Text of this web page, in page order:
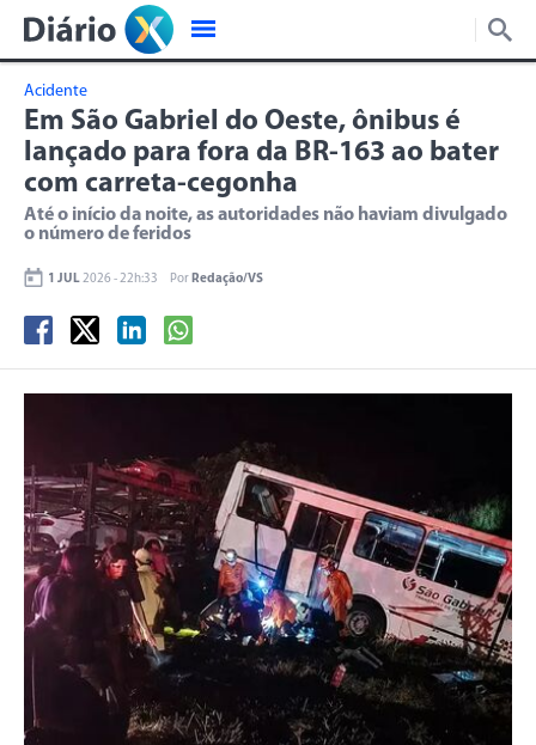
Acidente
Em São Gabriel do Oeste, ônibus é
lançado para fora da BR-163 ao bater
com carreta-cegonha
Até o início da noite, as autoridades não haviam divulgado
o número de feridos
1 JUL2026 - 22h:33 Por Redação/VS